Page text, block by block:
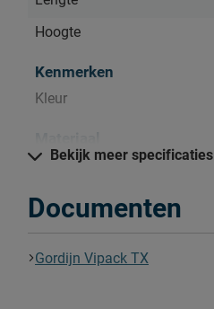
Hoogte
Kenmerken
Kleur
Materiaal
Goed om te weten
Onderhoud
Garantie
Bekijk meer specificaties
Documenten
Gordijn Vipack TX